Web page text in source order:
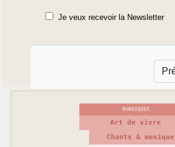
Je veux recevoir la Newsletter
RUBRIQUES
Art de vivre
Chants & musique